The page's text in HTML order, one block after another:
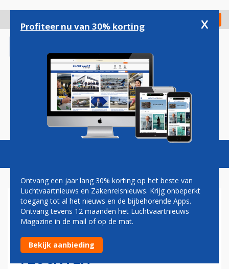
gaan
Check in
Magazine Podcasts Vacatures
AER LINGUS START NIEUW
BRITS DOCHTERBEDRIJF
VOOR TRANS-ATLANTISCHE
VLUCHTEN
Profiteer nu van 30% korting x
Ontvang een jaar lang 30% korting op het beste van
Luchtvaartnieuws en Zakenreisnieuws. Krijg onbeperkt
toegang tot al het nieuws en de bijbehorende Apps.
Ontvang tevens 12 maanden het Luchtvaartnieuws
Magazine in de mail of op de mat.
Bekijk aanbieding